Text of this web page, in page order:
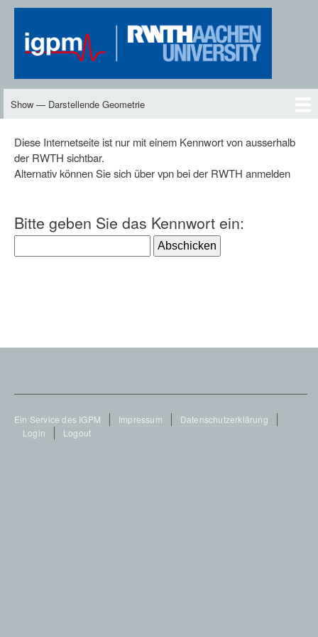
Skip
to
main
content
Darstellende
Show — Darstellende Geometrie
DG2
Neues
Inhalte
Skript
Vorlesungen
Übungen
DG-TV
DG2-TV
Downloads
Personen
Diese Internetseite ist nur mit einem Kennwort von ausserhalb
der RWTH sichtbar.
Alternativ können Sie sich über vpn bei der RWTH anmelden
Bitte geben Sie das Kennwort ein:
Footer
Ein Service des IGPM Impressum
Datenschutzerklärung
Login
Logout